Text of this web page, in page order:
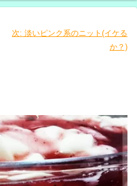
次: 淡いピンク系のニット(イケる
か？)